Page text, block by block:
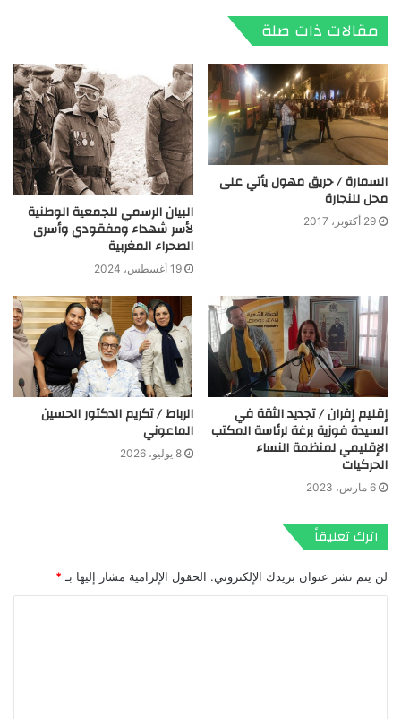
مقالات ذات صلة
السمارة / حريق مهول يأتي على
محل للنجارة
29 أكتوبر، 2017 البيان الرسمي للجمعية الوطنية
لأسر شهداء ومفقودي وأسرى
الصحراء المغربية
19 أغسطس، 2024
إقليم إفران / تجديد الثقة في
السيدة فوزية برغة لرئاسة المكتب
الإقليمي لمنظمة النساء
الحركيات
6 مارس، 2023
الرباط / تكريم الدكتور الحسين
الماعوني
8 يوليو، 2026
اترك تعليقاً
لن يتم نشر عنوان بريدك الإلكتروني. الحقول الإلزامية مشار إليها بـ *